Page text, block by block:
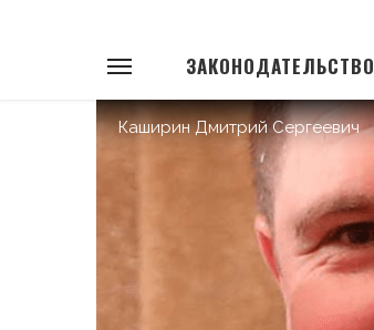
ЗАКОНОДАТЕЛЬСТВО
Каширин Дмитрий Сергеевич